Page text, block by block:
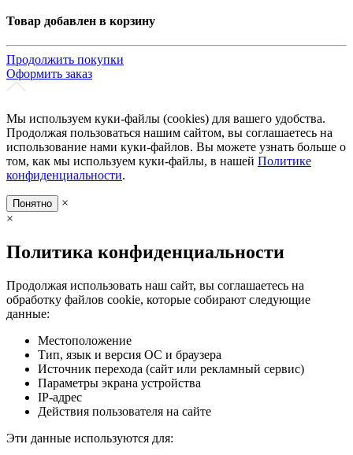
Товар добавлен в корзину
Продолжить покупки
Оформить заказ
Мы используем куки-файлы (cookies) для вашего удобства.
Продолжая пользоваться нашим сайтом, вы соглашаетесь на
использование нами куки-файлов. Вы можете узнать больше о
том, как мы используем куки-файлы, в нашей Политике
конфиденциальности.
Понятно
×
×
Политика конфиденциальности
Продолжая использовать наш сайт, вы соглашаетесь на
обработку файлов cookie, которые собирают следующие
данные:
Местоположение
Тип, язык и версия ОС и браузера
Источник перехода (сайт или рекламный сервис)
Параметры экрана устройства
IP-адрес
Действия пользователя на сайте
Эти данные используются для: